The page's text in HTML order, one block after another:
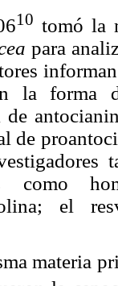
10 tomó la
para
la
de
como
el
materia